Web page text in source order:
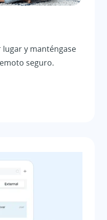
y manténgase
seguro.